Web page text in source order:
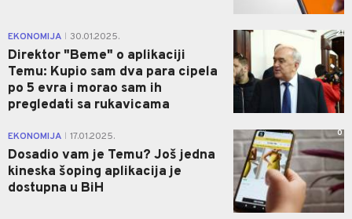
EKONOMIJA 30.01.2025.
Direktor "Beme" o aplikaciji
Temu: Kupio sam dva para cipela
po 5 evra i morao sam ih
pregledati sa rukavicama
21
EKONOMIJA 17.01.2025.
Dosadio vam je Temu? Još jedna
kineska šoping aplikacija je
dostupna u BiH
0